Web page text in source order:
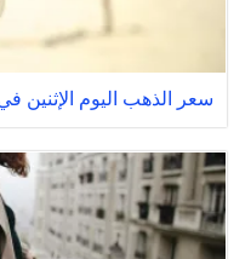
سعر الذهب اليوم الإثنين